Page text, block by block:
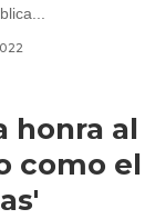
honra
como